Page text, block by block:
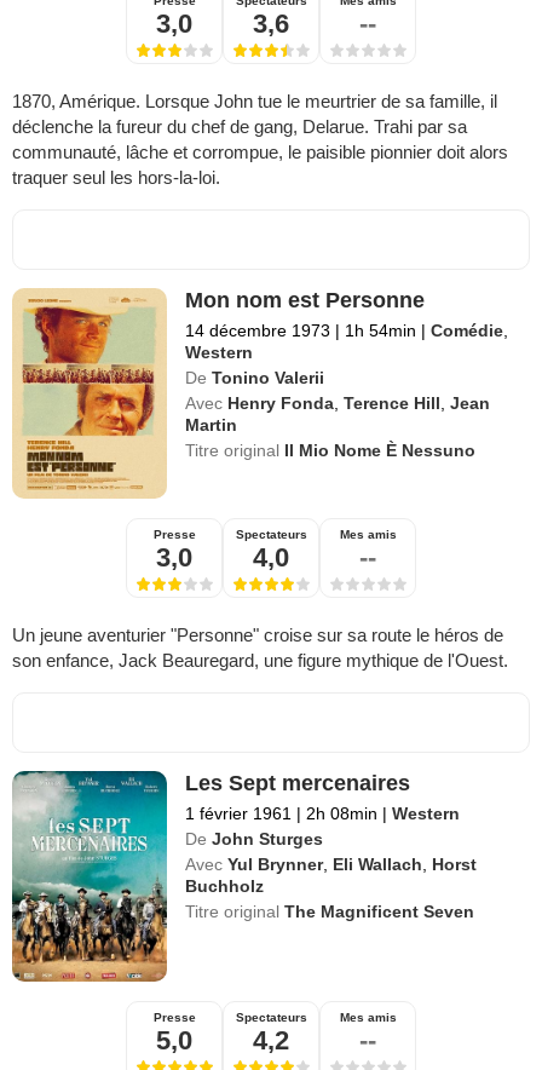
3,0 3,6 --
1870, Amérique. Lorsque John tue le meurtrier de sa famille, il
déclenche la fureur du chef de gang, Delarue. Trahi par sa
communauté, lâche et corrompue, le paisible pionnier doit alors
traquer seul les hors-la-loi.
Mon nom est Personne
14 décembre 1973 | 1h 54min | Comédie
Western
De Tonino Valerii
Avec Henry Fonda ,Terence Hill ,Jean
Martin
Titre original Il Mio Nome È Nessuno
Presse
3,0
Spectateurs
4,0
Mes amis
--
Un jeune aventurier "Personne" croise sur sa route le héros de
son enfance, Jack Beauregard, une figure mythique de l'Ouest.
Les Sept mercenaires
1 février 1961 | 2h 08min | Western
De John Sturges
Avec Yul Brynner, Eli Wallach
Horst
Buchholz
Titre originalThe Magnificent Seven
Presse
5,0
Spectateurs
4,2
Mes amis
--